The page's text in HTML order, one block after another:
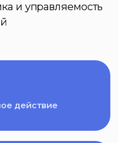
и управляемость
действие